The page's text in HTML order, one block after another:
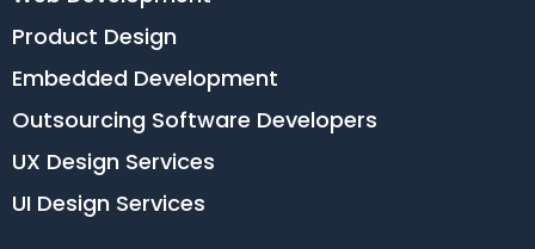
Product Design
Embedded Development
Outsourcing Software Developers
UX Design Services
UI Design Services